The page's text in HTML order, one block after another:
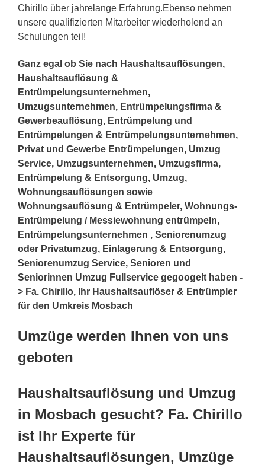
Chirillo über jahrelange Erfahrung.Ebenso nehmen
unsere qualifizierten Mitarbeiter wiederholend an
Schulungen teil!
Ganz egal ob Sie nach Haushaltsauflösungen,
Haushaltsauflösung &
Entrümpelungsunternehmen,
Umzugsunternehmen, Entrümpelungsfirma &
Gewerbeauflösung, Entrümpelung und
Entrümpelungen & Entrümpelungsunternehmen,
Privat und Gewerbe Entrümpelungen, Umzug
Service, Umzugsunternehmen, Umzugsfirma,
Entrümpelung & Entsorgung, Umzug,
Wohnungsauflösungen sowie
Wohnungsauflösung & Entrümpeler, Wohnungs-
Entrümpelung / Messiewohnung entrümpeln,
Entrümpelungsunternehmen , Seniorenumzug
oder Privatumzug, Einlagerung & Entsorgung,
Seniorenumzug Service, Senioren und
Seniorinnen Umzug Fullservice gegoogelt haben -
> Fa. Chirillo, Ihr Haushaltsauflöser & Entrümpler
für den Umkreis Mosbach
Umzüge werden Ihnen von uns
geboten
Haushaltsauflösung und Umzug
in Mosbach gesucht? Fa. Chirillo
ist Ihr Experte für
Haushaltsauflösungen, Umzüge